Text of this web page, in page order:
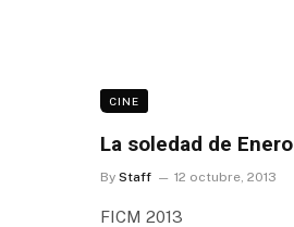
CINE
La soledad de Enero
By Staff 12 octubre, 2013
FICM 2013